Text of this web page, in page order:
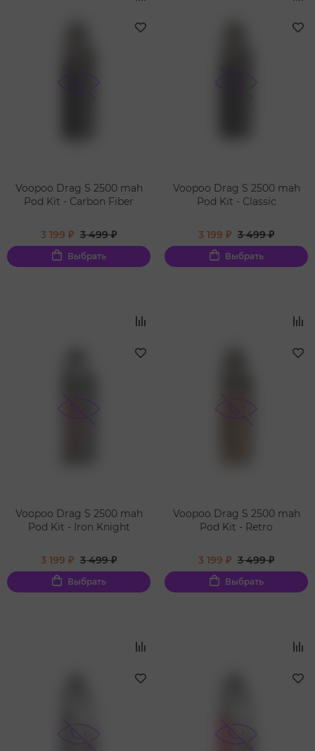
Voopoo Drag S 2500 mah
Pod Kit - Carbon Fiber
3 199 ₽ 3 499 ₽
Выбрать
Voopoo Drag S 2500 mah
Pod Kit - Classic
3 199 ₽ 3 499 ₽
Выбрать
Voopoo Drag S 2500 mah
Pod Kit - Iron Knight
3 199 ₽ 3 499 ₽
Выбрать
Voopoo Drag S 2500 mah
Pod Kit - Retro
3 199 ₽ 3 499 ₽
Выбрать